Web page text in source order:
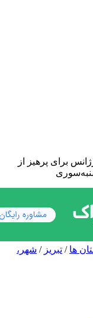
برای پرهیز از
ها / تبریز / شهر،